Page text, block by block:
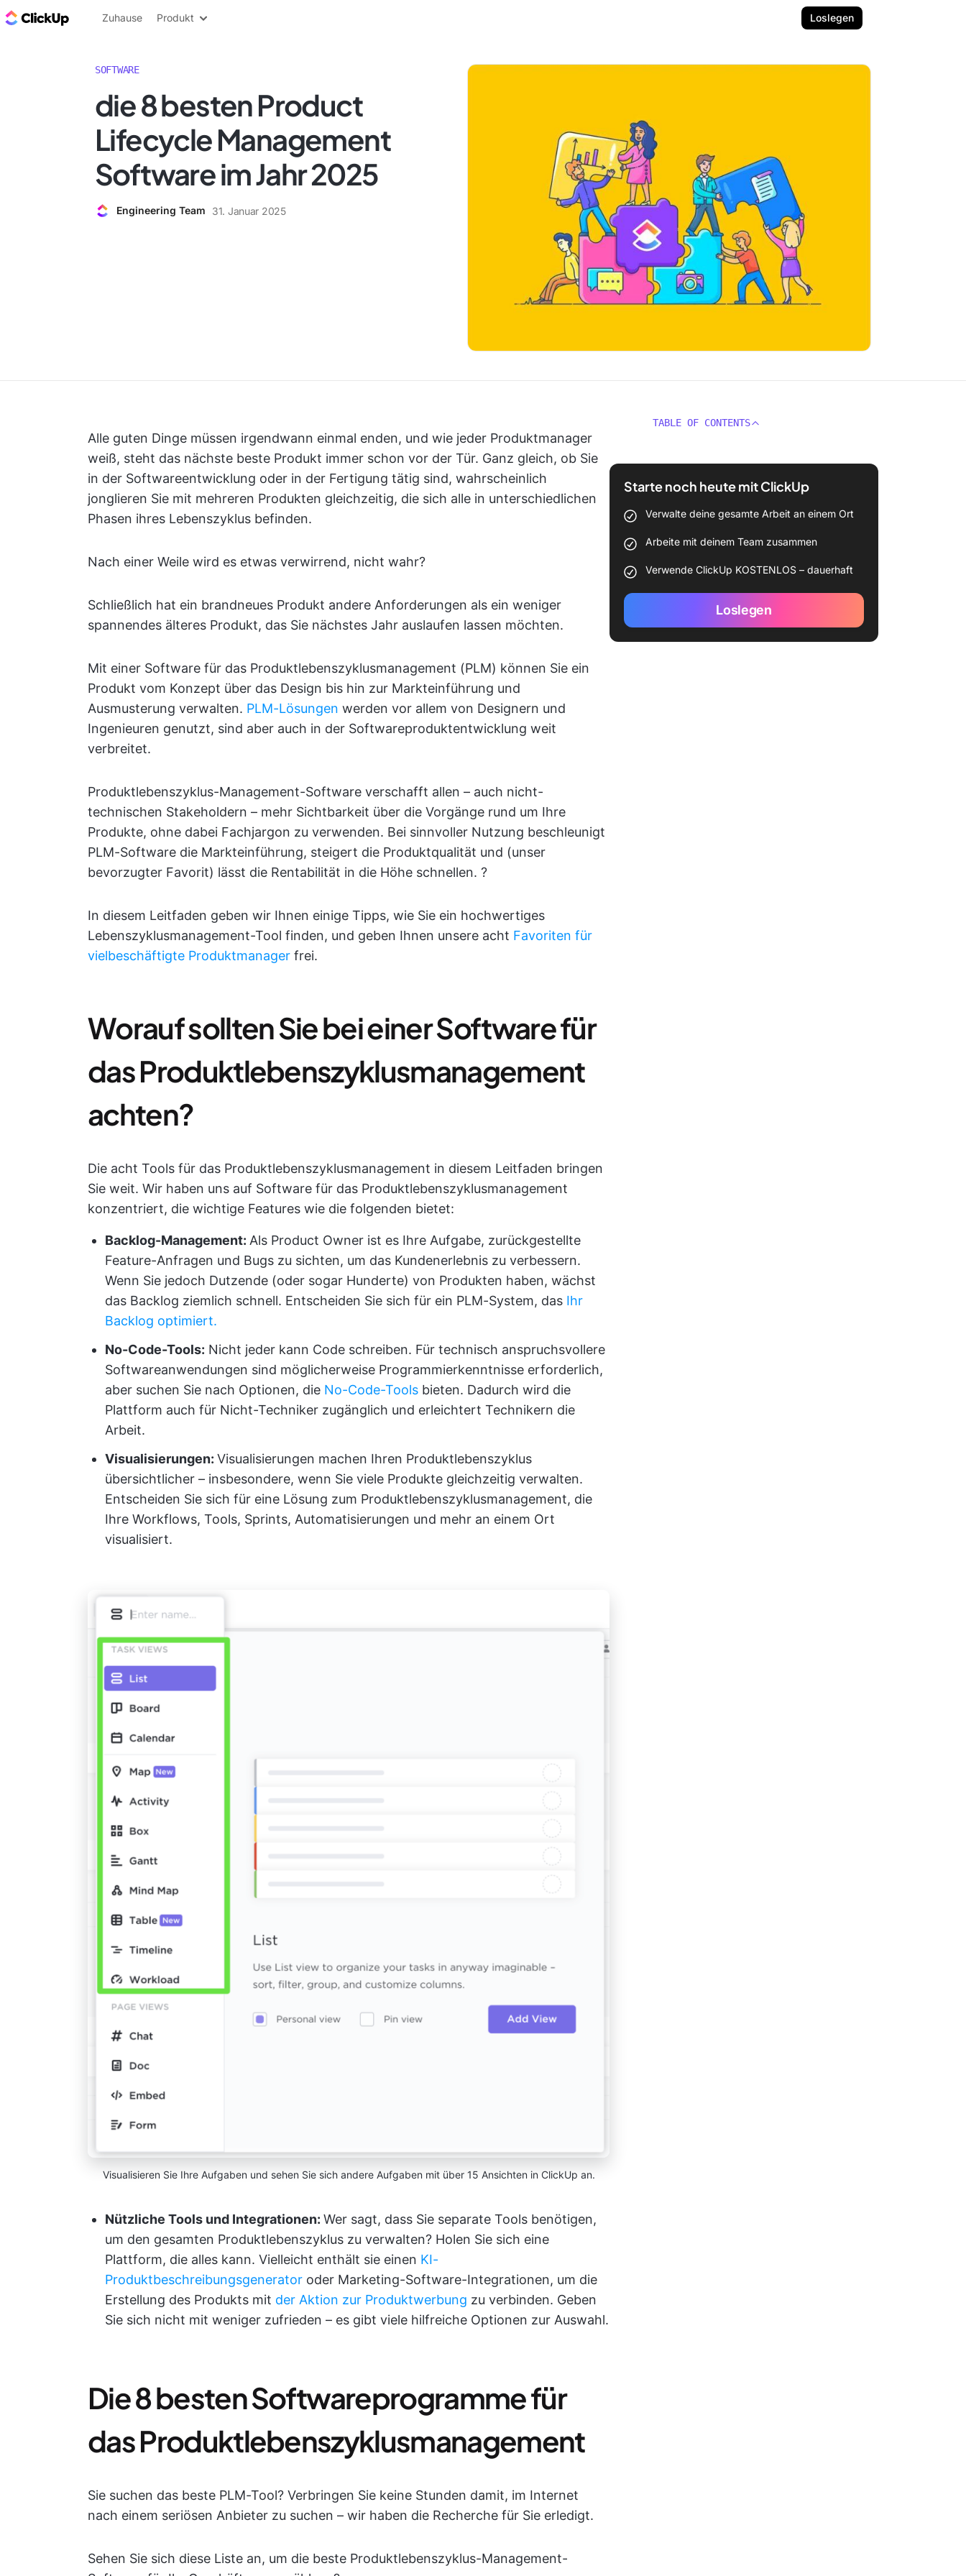
ClickUp Blog
Zuhause Produkt Loslegen
SOFTWARE
die 8 besten Product
Lifecycle Management
Software im Jahr 2025
Engineering Team 31. Januar 2025
Alle guten Dinge müssen irgendwann einmal enden, und wie jeder Produktmanager
weiß, steht das nächste beste Produkt immer schon vor der Tür. Ganz gleich, ob Sie
in der Softwareentwicklung oder in der Fertigung tätig sind, wahrscheinlich
jonglieren Sie mit mehreren Produkten gleichzeitig, die sich alle in unterschiedlichen
Phasen ihres Lebenszyklus befinden.
Nach einer Weile wird es etwas verwirrend, nicht wahr?
Schließlich hat ein brandneues Produkt andere Anforderungen als ein weniger
spannendes älteres Produkt, das Sie nächstes Jahr auslaufen lassen möchten.
Mit einer Software für das Produktlebenszyklusmanagement (PLM) können Sie ein
Produkt vom Konzept über das Design bis hin zur Markteinführung und
Ausmusterung verwalten. PLM-Lösungen werden vor allem von Designern und
Ingenieuren genutzt, sind aber auch in der Softwareproduktentwicklung weit
verbreitet.
Produktlebenszyklus-Management-Software verschafft allen – auch nicht-
technischen Stakeholdern – mehr Sichtbarkeit über die Vorgänge rund um Ihre
Produkte, ohne dabei Fachjargon zu verwenden. Bei sinnvoller Nutzung beschleunigt
PLM-Software die Markteinführung, steigert die Produktqualität und (unser
bevorzugter Favorit) lässt die Rentabilität in die Höhe schnellen. ?
In diesem Leitfaden geben wir Ihnen einige Tipps, wie Sie ein hochwertiges
Lebenszyklusmanagement-Tool finden, und geben Ihnen unsere acht Favoriten für
vielbeschäftigte Produktmanager frei.
Worauf sollten Sie bei einer Software für
das Produktlebenszyklusmanagement
achten?
Die acht Tools für das Produktlebenszyklusmanagement in diesem Leitfaden bringen
Sie weit. Wir haben uns auf Software für das Produktlebenszyklusmanagement
konzentriert, die wichtige Features wie die folgenden bietet:
Backlog-Management: Als Product Owner ist es Ihre Aufgabe, zurückgestellte
Feature-Anfragen und Bugs zu sichten, um das Kundenerlebnis zu verbessern.
Wenn Sie jedoch Dutzende (oder sogar Hunderte) von Produkten haben, wächst
das Backlog ziemlich schnell. Entscheiden Sie sich für ein PLM-System, das Ihr
Backlog optimiert.
No-Code-Tools: Nicht jeder kann Code schreiben. Für technisch anspruchsvollere
Softwareanwendungen sind möglicherweise Programmierkenntnisse erforderlich,
aber suchen Sie nach Optionen, die No-Code-Tools bieten. Dadurch wird die
Plattform auch für Nicht-Techniker zugänglich und erleichtert Technikern die
Arbeit.
Visualisierungen: Visualisierungen machen Ihren Produktlebenszyklus
übersichtlicher – insbesondere, wenn Sie viele Produkte gleichzeitig verwalten.
Entscheiden Sie sich für eine Lösung zum Produktlebenszyklusmanagement, die
Ihre Workflows, Tools, Sprints, Automatisierungen und mehr an einem Ort
visualisiert.
Visualisieren Sie Ihre Aufgaben und sehen Sie sich andere Aufgaben mit über 15 Ansichten in ClickUp an.
Nützliche Tools und Integrationen: Wer sagt, dass Sie separate Tools benötigen,
um den gesamten Produktlebenszyklus zu verwalten? Holen Sie sich eine
Plattform, die alles kann. Vielleicht enthält sie einen KI-
Produktbeschreibungsgenerator oder Marketing-Software-Integrationen, um die
Erstellung des Produkts mit der Aktion zur Produktwerbung zu verbinden. Geben
Sie sich nicht mit weniger zufrieden – es gibt viele hilfreiche Optionen zur Auswahl.
Die 8 besten Softwareprogramme für
das Produktlebenszyklusmanagement
Sie suchen das beste PLM-Tool? Verbringen Sie keine Stunden damit, im Internet
nach einem seriösen Anbieter zu suchen – wir haben die Recherche für Sie erledigt.
Sehen Sie sich diese Liste an, um die beste Produktlebenszyklus-Management-
TABLE OF CONTENTS
Starte noch heute mit ClickUp
Verwalte deine gesamte Arbeit an einem Ort
Arbeite mit deinem Team zusammen
Verwende ClickUp KOSTENLOS – dauerhaft
Loslegen